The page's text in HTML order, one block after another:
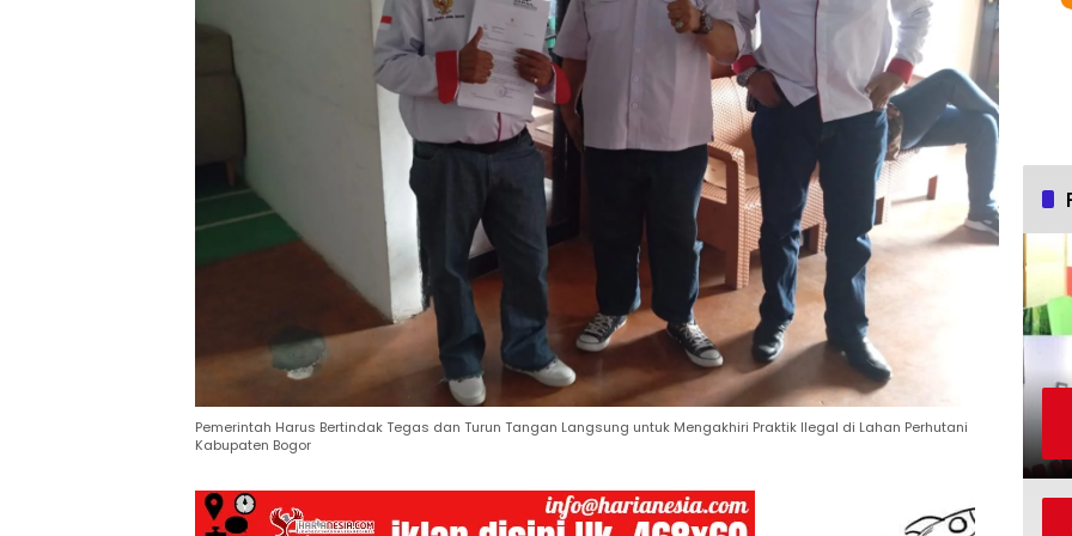
Pemerintah Harus Bertindak Tegas dan Turun Tangan Langsung untuk Mengakhiri Praktik Ilegal di Lahan Perhutani
Kabupaten Bogor